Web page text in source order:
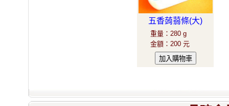
五香蒟蒻條(大)
重量： 280 g
金額： 200 元